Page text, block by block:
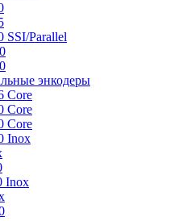
SSI/Parallel
энкодеры
Core
Core
Core
Inox
Inox